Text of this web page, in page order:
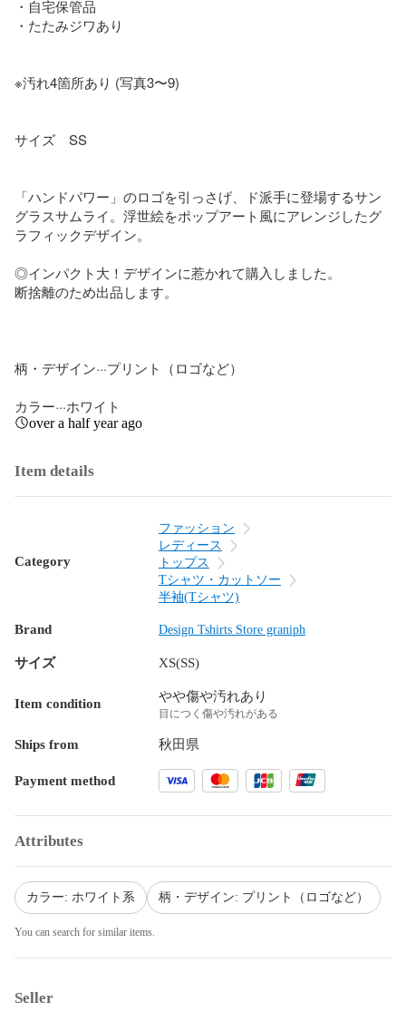
・自宅保管品
・たたみジワあり
※汚れ4箇所あり (写真3〜9)
サイズ　SS
「ハンドパワー」のロゴを引っさげ、ド派手に登場するサン
グラスサムライ。浮世絵をポップアート風にアレンジしたグ
ラフィックデザイン。
◎インパクト大！デザインに惹かれて購入しました。
断捨離のため出品します。
柄・デザイン···プリント（ロゴなど）
カラー···ホワイト
over a half year ago
Item details
Category
ファッション
レディース
トップス
Tシャツ・カットソー
半袖(Tシャツ)
Brand Design Tshirts Store graniph
サイズ XS(SS)
Item condition やや傷や汚れあり
目につく傷や汚れがある
Ships from 秋田県
Payment method
Attributes
カラー: ホワイト系 柄・デザイン: プリント（ロゴなど）
You can search for similar items.
Seller